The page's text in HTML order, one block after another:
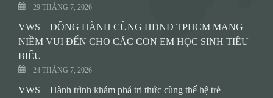
29 THÁNG 7, 2026
VWS – ĐỒNG HÀNH CÙNG HĐND TPHCM MANG
NIỀM VUI ĐẾN CHO CÁC CON EM HỌC SINH TIÊU
BIỂU
24 THÁNG 7, 2026
VWS – Hành trình khám phá tri thức cùng thế hệ trẻ